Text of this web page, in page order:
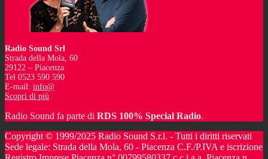
Radio Sound Srl
Strada della Mola, 60
29122 – Piacenza
Tel 0523 590 590
E-mail: info@
Scopri di più
Radio Sound fa parte di RDS 100% Special Radio.
Copyright © 1999/2025 Radio Sound S.r.l. - Tutti i diritti riservati
Sede legale: Strada della Mola, 60 - Piacenza C.F./P.IVA e iscrizione